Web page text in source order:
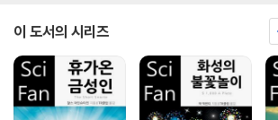
이 도서의 시리즈